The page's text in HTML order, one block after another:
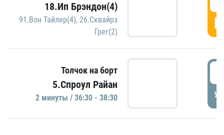
18.Ип Брэндон(4)
91.Вон Тайлер(4), 26.Сквайрз
Грег(2)
Толчок на борт
5.Спроул Райан
2 минуты / 36:30 - 38:30